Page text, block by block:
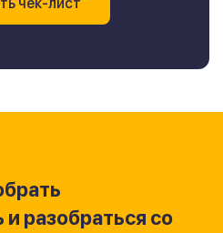
разобраться со